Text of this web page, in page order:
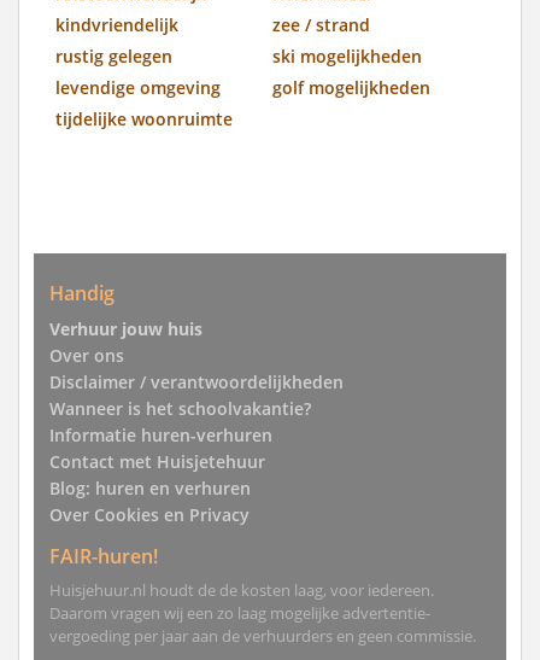
kindvriendelijk
zee / strand
rustig gelegen
ski mogelijkheden
levendige omgeving
golf mogelijkheden
tijdelijke woonruimte
Handig
Verhuur jouw huis
Over ons
Disclaimer / verantwoordelijkheden
Wanneer is het schoolvakantie?
Informatie huren-verhuren
Contact met Huisjetehuur
Blog: huren en verhuren
Over Cookies en Privacy
FAIR-huren!
Huisjehuur.nl houdt de de kosten laag, voor iedereen.
Daarom vragen wij een zo laag mogelijke advertentie-
vergoeding per jaar aan de verhuurders en geen commissie.